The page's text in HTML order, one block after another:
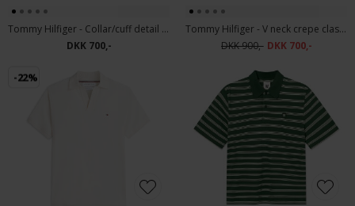
Tommy Hilfiger - Collar/cuff detail polo | Polo T-shirt Carbon Navy
DKK 700,-
Tommy Hilfiger - V neck crepe classic polo | Polo T-shirt Ivory petal
DKK 900,- DKK 700,-
-22%